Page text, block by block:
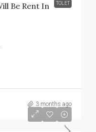
TOLET
Be Rent In
3 months ago